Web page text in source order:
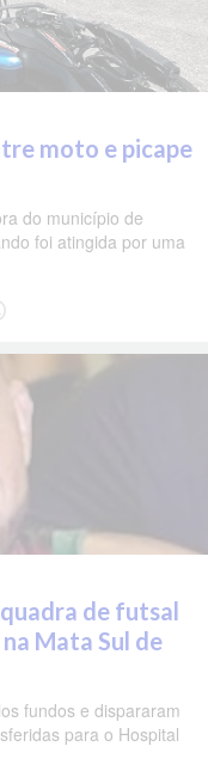
moto e picape
do município de
foi atingida por uma
de futsal
Mata Sul de
fundos e dispararam
para o Hospital